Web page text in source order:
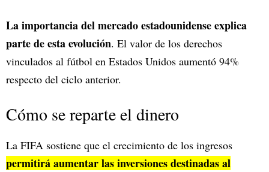
La importancia del mercado estadounidense explica
parte de esta evolución. El valor de los derechos
vinculados al fútbol en Estados Unidos aumentó 94%
respecto del ciclo anterior.
Cómo se reparte el dinero
La FIFA sostiene que el crecimiento de los ingresos
permitirá aumentar las inversiones destinadas al